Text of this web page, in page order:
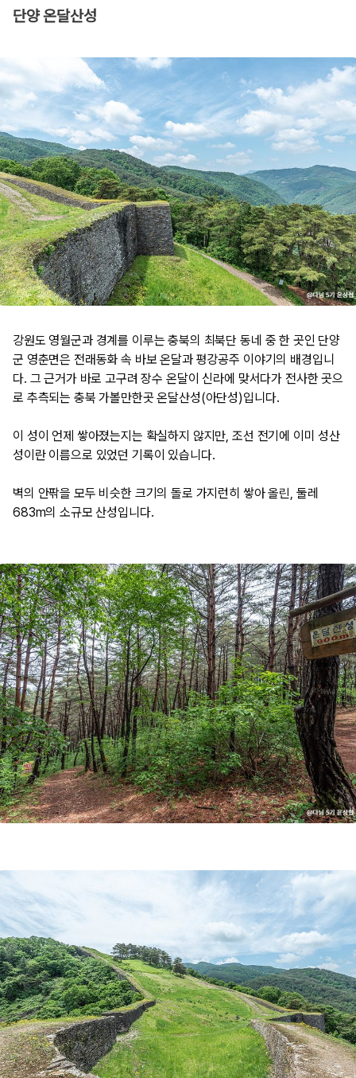
단양 온달산성​
강원도 영월군과 경계를 이루는 충북의 최북단 동네 중 한 곳인 단양
군 영춘면은 전래동화 속 바보 온달과 평강공주 이야기의 배경입니
다. 그 근거가 바로 고구려 장수 온달이 신라에 맞서다가 전사한 곳으
로 추측되는 충북 가볼만한곳 온달산성(아단성)입니다.
​이 성이 언제 쌓아졌는지는 확실하지 않지만, 조선 전기에 이미 성산
성이란 이름으로 있었던 기록이 있습니다.
​벽의 안팎을 모두 비슷한 크기의 돌로 가지런히 쌓아 올린, 둘레
683m의 소규모 산성입니다.